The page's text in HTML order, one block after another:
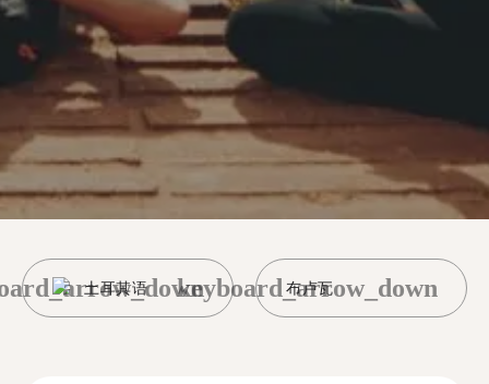
土耳其语 布卢瓦
keyboard_arrow_down